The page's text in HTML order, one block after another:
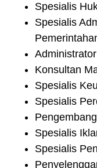
Spesialis
Spesialis
Konsultan
Spesialis
Spesialis
Spesialis
Spesialis